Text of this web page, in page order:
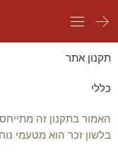
תקנון אתר
כללי
האמור בתקנון זה
בלשון זכר הוא מטעמי